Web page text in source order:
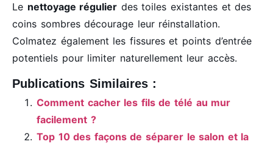
Le nettoyage régulier des toiles existantes et des
coins sombres décourage leur réinstallation.
Colmatez également les fissures et points d’entrée
potentiels pour limiter naturellement leur accès.
Publications Similaires :
Comment cacher les fils de télé au mur
facilement ?
Top 10 des façons de séparer le salon et la